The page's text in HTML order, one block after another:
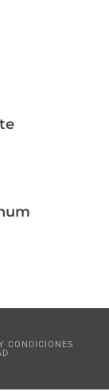
CONDICIONES